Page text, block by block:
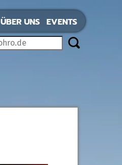
ÜBER UNS EVENTS